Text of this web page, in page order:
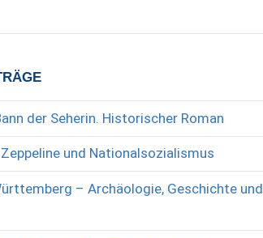
der Seherin. Historischer Roman
und Nationalsozialismus
– Archäologie, Geschichte und